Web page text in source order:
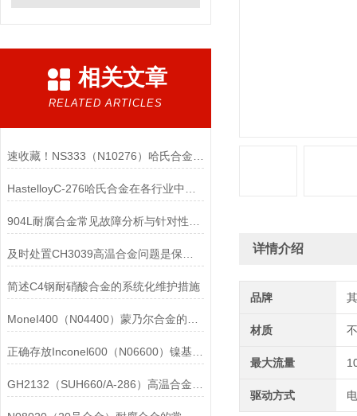
相关文章
RELATED ARTICLES
简述C4钢耐硝酸合金的系统化维护措施
正确存放Inconel600（N06600）镍基合金的重要性介绍
详情介绍
品牌
材质
最大流量
驱动方式